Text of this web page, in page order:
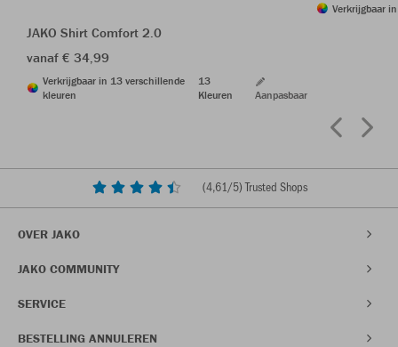
JAKO Shirt Comfort 2.0
vanaf € 34,99
Verkrijgbaar in 13 verschillende
kleuren
13
Kleuren
Aanpasbaar
Verkrijgbaar
(4,61/5) Trusted Shops
OVER JAKO
JAKO COMMUNITY
SERVICE
BESTELLING ANNULEREN